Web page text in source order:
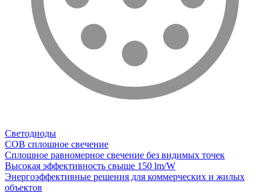
Светодиоды
COB сплошное свечение
Сплошное равномерное свечение без видимых точек
Высокая эффективность свыше 150 lm/W
Энергоэффективные решения для коммерческих и жилых
объектов